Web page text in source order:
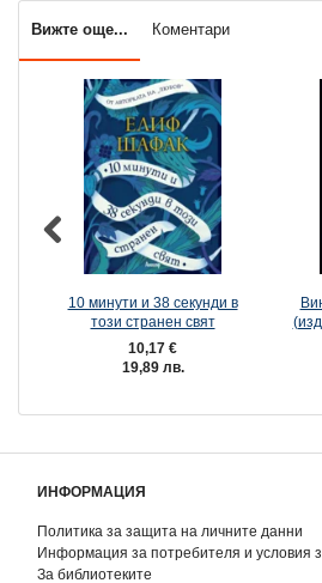
Вижте още... Коментари
10 минути и 38 секунди в
този странен свят
10,17 €
19,89 лв.
ИНФОРМАЦИЯ
Политика за защита на личните данни
Информация за потребителя и условия
За библиотеките